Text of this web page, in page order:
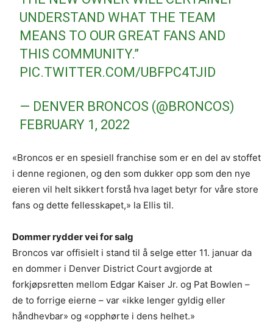
UNDERSTAND WHAT THE TEAM
MEANS TO OUR GREAT FANS AND
THIS COMMUNITY.”
PIC.TWITTER.COM/UBFPC4TJID
— DENVER BRONCOS (@BRONCOS)
FEBRUARY 1, 2022
«Broncos er en spesiell franchise som er en del av stoffet
i denne regionen, og den som dukker opp som den nye
eieren vil helt sikkert forstå hva laget betyr for våre store
fans og dette fellesskapet,» la Ellis til.
Dommer rydder vei for salg
Broncos var offisielt i stand til å selge etter 11. januar da
en dommer i Denver District Court avgjorde at
forkjøpsretten mellom Edgar Kaiser Jr. og Pat Bowlen –
de to forrige eierne – var «ikke lenger gyldig eller
håndhevbar» og «opphørte i dens helhet.»